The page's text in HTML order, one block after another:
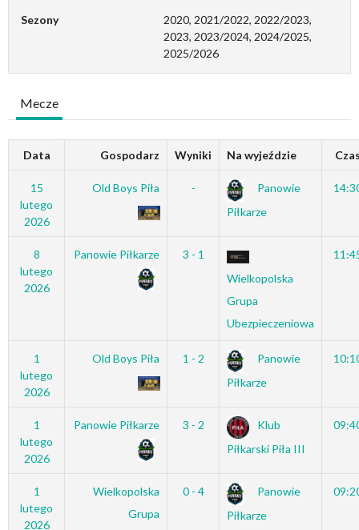
Sezony
2020, 2021/2022, 2022/2023,
2023, 2023/2024, 2024/2025,
2025/2026
Mecze
Data Gospodarz Wyniki Na wyjeździe
15
lutego
2026
Old Boys Piła -
Panowie
Piłkarze
8
lutego
2026
Panowie Piłkarze
3 - 1
Wielkopolska
Grupa
Ubezpieczeniowa
1
lutego
2026
Old Boys Piła 1 - 2
Panowie
Piłkarze
1
lutego
2026
Panowie Piłkarze 3 - 2
Klub
Piłkarski Piła III
1
lutego
2026
Wielkopolska
Grupa
0 - 4
Panowie
Piłkarze